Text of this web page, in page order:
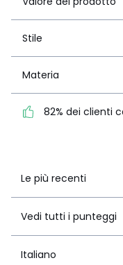
1
2
3
Stile
Materia
82% dei clienti
Le più recenti
Vedi tutti i punteggi
Italiano